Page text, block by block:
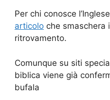
Per chi conosce
articolo che smaschera
ritrovamento.
Comunque su siti
biblica viene già
bufala